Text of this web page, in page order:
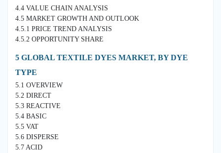
4.4 VALUE CHAIN ANALYSIS
4.5 MARKET GROWTH AND OUTLOOK
4.5.1 PRICE TREND ANALYSIS
4.5.2 OPPORTUNITY SHARE
5 GLOBAL TEXTILE DYES MARKET, BY DYE
TYPE
5.1 OVERVIEW
5.2 DIRECT
5.3 REACTIVE
5.4 BASIC
5.5 VAT
5.6 DISPERSE
5.7 ACID